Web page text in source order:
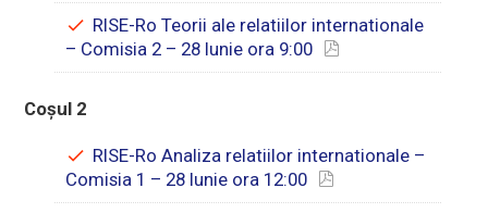
RISE-Ro Teorii ale relatiilor internationale
– Comisia 2 – 28 Iunie ora 9:00
Coșul 2
RISE-Ro Analiza relatiilor internationale –
Comisia 1 – 28 Iunie ora 12:00